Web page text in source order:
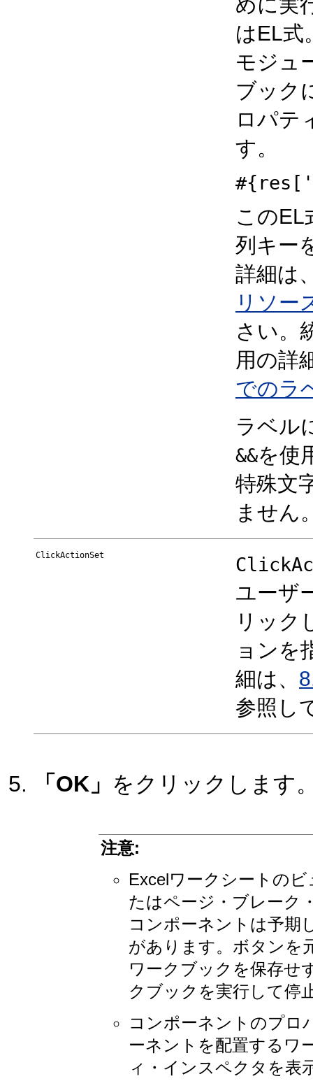
はEL式
モジュ
ブック
ロパテ
す。
このEL
列キー
詳細は
リソー
さい。
用の詳
でのラ
ラベル
&&を使
特殊文
ません
ClickActionSet
ユーザ
リック
ョンを
細は、
参照し
「OK」 をクリックします
注意:
Excelワークシートの
たはページ・ブレーク
コンポーネントは予期
があります。ボタンを
ワークブックを保存せ
クブックを実行して停
コンポーネントのプロ
ーネントを配置するワ
ィ・インスペクタを表